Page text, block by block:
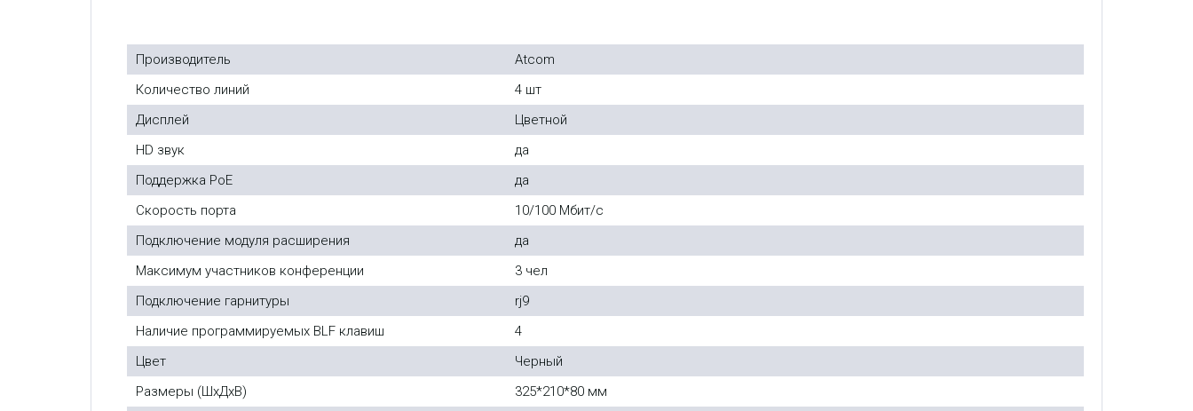
Производитель
Atcom
Количество линий
4 шт
Дисплей
Цветной
HD звук
да
Поддержка PoE
да
Скорость порта
10/100 Мбит/с
Подключение модуля расширения
да
Максимум участников конференции
3 чел
Подключение гарнитуры
rj9
Наличие программируемых BLF клавиш
4
Цвет
Черный
Размеры (ШxДxВ)
325*210*80 мм